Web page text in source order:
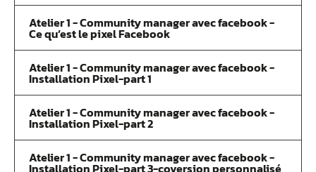
Atelier 1 - Community manager avec facebook -
Ce qu’est le pixel Facebook
Atelier 1 - Community manager avec facebook -
Installation Pixel-part 1
Atelier 1 - Community manager avec facebook -
Installation Pixel-part 2
Atelier 1 - Community manager avec facebook -
Installation Pixel-part 3-coversion personnalisé